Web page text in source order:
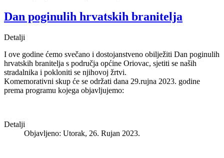
Dan poginulih hrvatskih branitelja
Detalji
I ove godine ćemo svečano i dostojanstveno obilježiti Dan poginulih
hrvatskih branitelja s područja općine Oriovac, sjetiti se naših
stradalnika i pokloniti se njihovoj žrtvi.
Komemorativni skup će se održati dana 29.rujna 2023. godine
prema programu kojega objavljujemo:
Detalji
Objavljeno: Utorak, 26. Rujan 2023.